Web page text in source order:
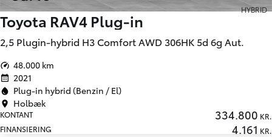
HYBRID
Toyota RAV4 Plug-in
2,5 Plugin-hybrid H3 Comfort AWD 306HK 5d 6g Aut.
48.000 km
2021
Plug-in hybrid (Benzin / El)
Holbæk
KONTANT 334.800 KR.
FINANSIERING
4.161 KR.